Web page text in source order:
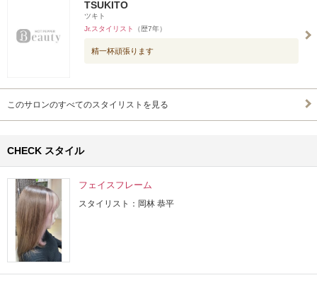
TSUKITO
ツキト
Jr.スタイリスト
（歴7年）
精一杯頑張ります
このサロンのすべてのスタイリストを見る
CHECK スタイル
フェイスフレーム
スタイリスト：岡林 恭平